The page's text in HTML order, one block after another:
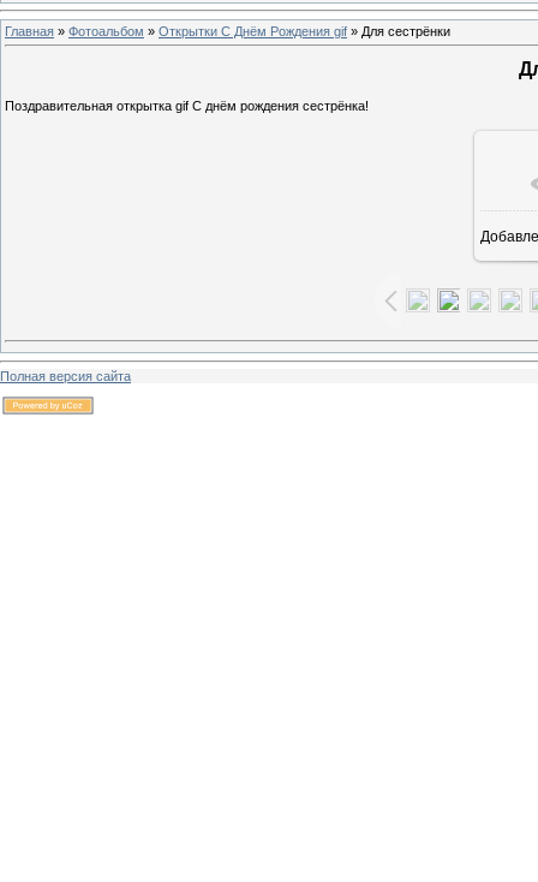
Главная » Фотоальбом » Открытки С Днём Рождения gif » Для сестрёнки
Поздравительная открытка gif С днём рождения сестрёнка!
Полная версия сайта